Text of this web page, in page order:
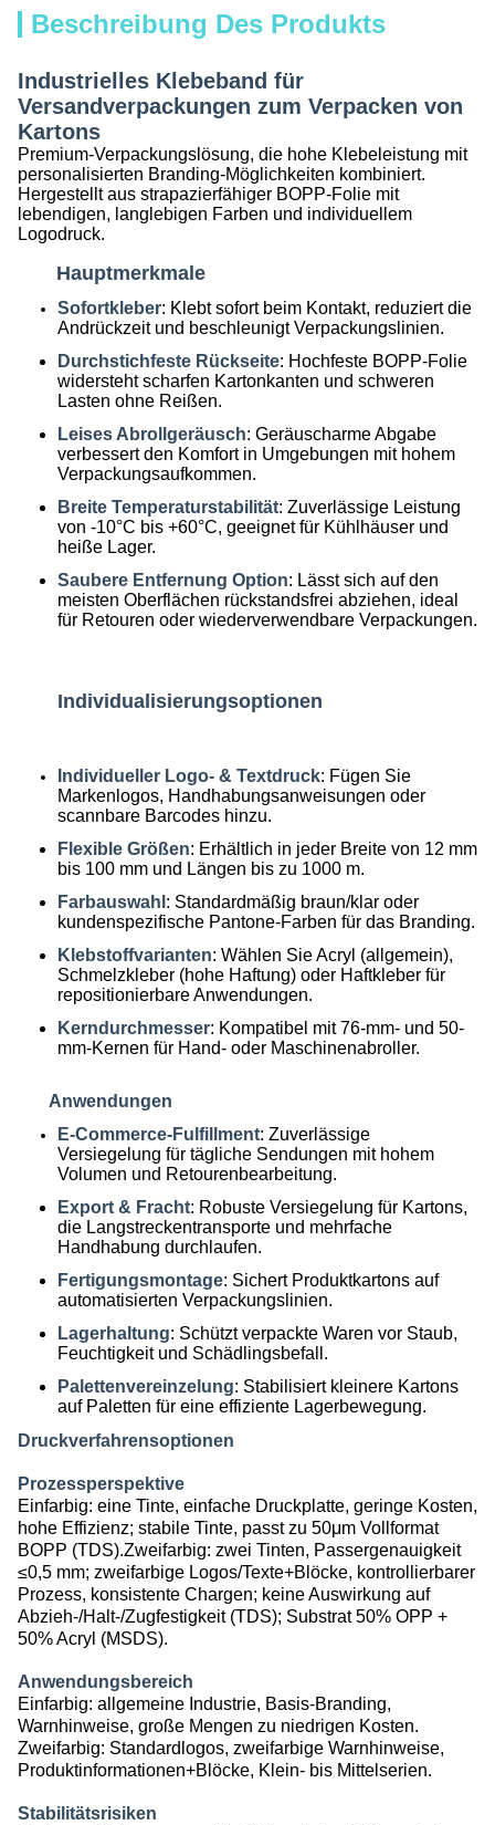
Beschreibung Des Produkts
Industrielles Klebeband für
Versandverpackungen zum Verpacken von
Kartons
Premium-Verpackungslösung, die hohe Klebeleistung mit
personalisierten Branding-Möglichkeiten kombiniert.
Hergestellt aus strapazierfähiger BOPP-Folie mit
lebendigen, langlebigen Farben und individuellem
Logodruck.
Hauptmerkmale
Sofortkleber: Klebt sofort beim Kontakt, reduziert die
Andrückzeit und beschleunigt Verpackungslinien.
Durchstichfeste Rückseite: Hochfeste BOPP-Folie
widersteht scharfen Kartonkanten und schweren
Lasten ohne Reißen.
Leises Abrollgeräusch: Geräuscharme Abgabe
verbessert den Komfort in Umgebungen mit hohem
Verpackungsaufkommen.
Breite Temperaturstabilität: Zuverlässige Leistung
von -10°C bis +60°C, geeignet für Kühlhäuser und
heiße Lager.
Saubere Entfernung Option: Lässt sich auf den
meisten Oberflächen rückstandsfrei abziehen, ideal
für Retouren oder wiederverwendbare Verpackungen.
Individualisierungsoptionen
Individueller Logo- & Textdruck: Fügen Sie
Markenlogos, Handhabungsanweisungen oder
scannbare Barcodes hinzu.
Flexible Größen: Erhältlich in jeder Breite von 12 mm
bis 100 mm und Längen bis zu 1000 m.
Farbauswahl : Standardmäßig braun/klar oder
kundenspezifische Pantone-Farben für das Branding.
Klebstoffvarianten: Wählen Sie Acryl (allgemein),
Schmelzkleber (hohe Haftung) oder Haftkleber für
repositionierbare Anwendungen.
Kerndurchmesser: Kompatibel mit 76-mm- und 50-
mm-Kernen für Hand- oder Maschinenabroller.
Anwendungen
E-Commerce-Fulfillment: Zuverlässige
Versiegelung für tägliche Sendungen mit hohem
Volumen und Retourenbearbeitung.
Export & Fracht: Robuste Versiegelung für Kartons,
die Langstreckentransporte und mehrfache
Handhabung durchlaufen.
Fertigungsmontage: Sichert Produktkartons auf
automatisierten Verpackungslinien.
Lagerhaltung: Schützt verpackte Waren vor Staub,
Feuchtigkeit und Schädlingsbefall.
Palettenvereinzelung: Stabilisiert kleinere Kartons
auf Paletten für eine effiziente Lagerbewegung.
Druckverfahrensoptionen
Prozessperspektive
Einfarbig: eine Tinte, einfache Druckplatte, geringe Kosten,
hohe Effizienz; stabile Tinte, passt zu 50μm Vollformat
BOPP (TDS).Zweifarbig: zwei Tinten, Passergenauigkeit
≤0,5 mm; zweifarbige Logos/Texte+Blöcke, kontrollierbarer
Prozess, konsistente Chargen; keine Auswirkung auf
Abzieh-/Halt-/Zugfestigkeit (TDS); Substrat50% OPP +
50% Acryl (MSDS).
Anwendungsbereich
Einfarbig: allgemeine Industrie, Basis-Branding,
Warnhinweise, große Mengen zu niedrigen Kosten.
Zweifarbig: Standardlogos, zweifarbige Warnhinweise,
Produktinformationen+Blöcke, Klein- bis Mittelserien.
Stabilitätsrisiken